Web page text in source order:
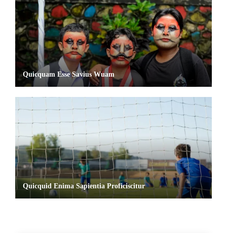
Quicquam Esse Savius Wuam
Quicquid Enima Sapientia Proficiscitur